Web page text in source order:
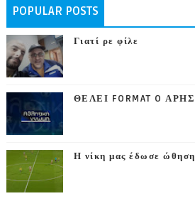
POPULAR POSTS
Γιατί ρε φίλε
ΘΕΛΕΙ FORMAT O ΑΡΗΣ
Η νίκη μας έδωσε ώθηση